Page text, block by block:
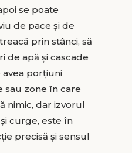
se poate
de pace și de
prin stânci, să
de apă și cascade
porțiuni
sau zone în care
nimic, dar izvorul
curge, este în
precisă și sensul